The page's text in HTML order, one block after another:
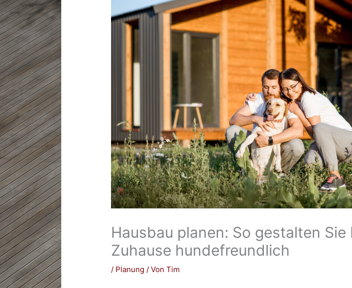
Hausbau planen: So gestalten Sie
Zuhause hundefreundlich
/ Planung / Von Tim